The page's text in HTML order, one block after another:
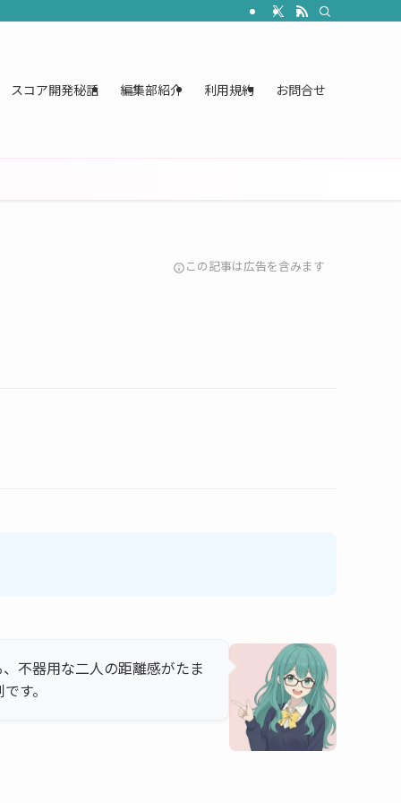
スコア開発秘話 編集部紹介 利用規約 お問合せ
info この記事は広告を含みます
不器用な二人の距離感がたま
す。